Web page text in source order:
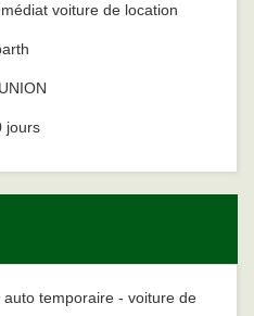
voiture de location
jours
temporaire - voiture de